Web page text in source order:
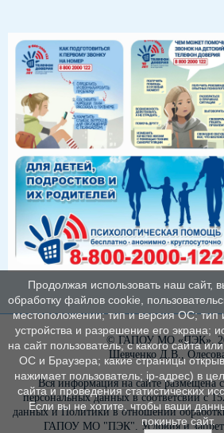
© ГАПОУ МО «ПЭК»,
Шевченко Д.В.,
Вся информация на сайте размещена с
персональных данных в соответсвии с
данных и Политики в отношении
ГАПОУ МО "ПЭК". Условия и
Продолжая использовать наш сайт,
обработку файлов cookie,
местоположении; тип и версия ОС; тип
устройства и разрешение его экрана;
на сайт пользователь; с какого сайта
ОС и Браузера; какие страницы
нажимает пользователь; ip-адрес) в
сайта и проведения статистических
Если вы не хотите, чтобы ваши
покиньте сайт.